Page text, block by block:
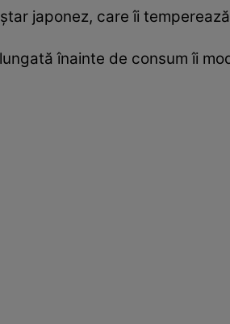
japonez, care îi
înainte de consum îi